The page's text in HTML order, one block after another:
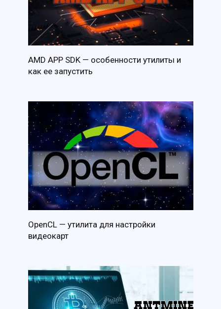
AMD APP SDK — особенности утилиты и
как ее запустить
OpenCL — утилита для настройки
видеокарт